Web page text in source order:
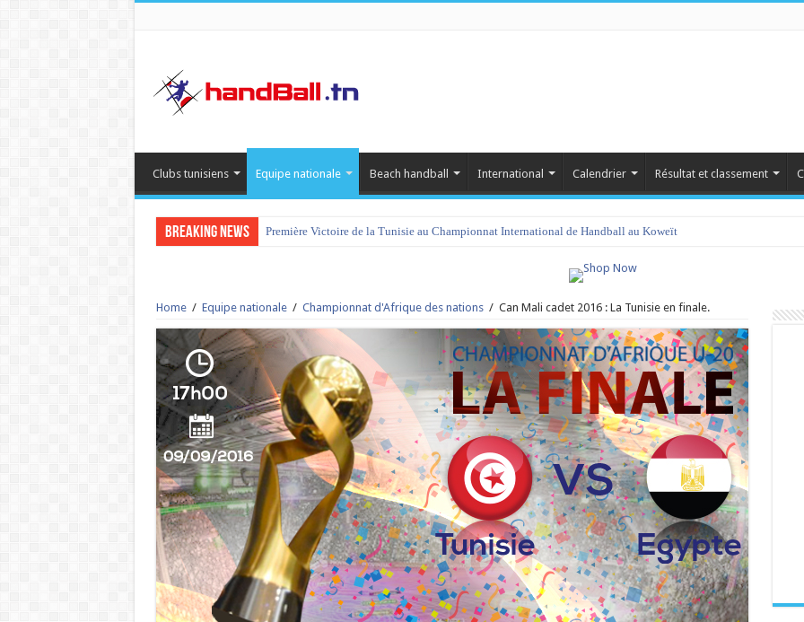
Clubs tunisiens Equipe nationale Beach handball International Calendrier Résultat et classement
Breaking News Première Victoire de la Tunisie au Championnat International de Handball au Koweït
Home / Equipe nationale / Championnat d'Afrique des nations / Can Mali cadet 2016 : La Tunisie en finale.